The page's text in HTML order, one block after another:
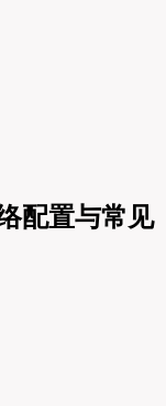
配置与常见